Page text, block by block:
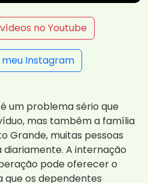
no Youtube
meu Instagram
um problema sério que
mas também a família
Grande, muitas pessoas
A internação
pode oferecer o
os dependentes